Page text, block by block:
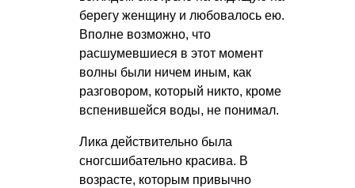
берегу женщину и любовалось ею.
Вполне возможно, что
расшумевшиеся в этот момент
волны были ничем иным, как
разговором, который никто, кроме
вспенившейся воды, не понимал.
Лика действительно была
сногсшибательно красива. В
возрасте, которым привычно